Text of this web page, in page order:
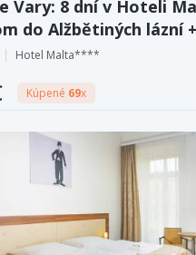
Vary: 8 dní v Hoteli
do Alžbětiných lázní
a plná penzia.
Hotel Malta****
Kúpené 69x